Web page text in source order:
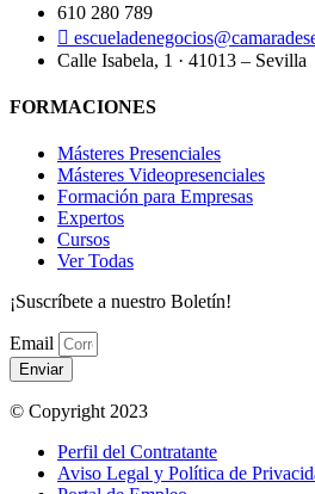
610 280 789
Calle Isabela, 1 · 41013 – Sevilla
FORMACIONES
Másteres Presenciales
Másteres Videopresenciales
Formación para Empresas
Expertos
Cursos
Ver Todas
¡Suscríbete a nuestro Boletín!
Email
Enviar
© Copyright 2023
Perfil del Contratante
Aviso Legal y Política de